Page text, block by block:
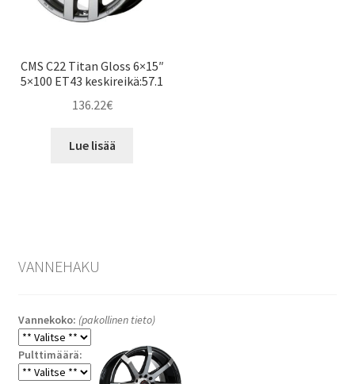
CMS C22 Titan Gloss 6×15″
5×100 ET43 keskireikä:57.1
136.22€
Lue lisää
VANNEHAKU
Vannekoko: (pakollinen tieto)
Pulttimäärä: